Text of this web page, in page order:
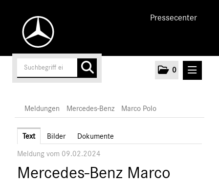
Pressecenter
0
Unternehmen
Cars
Vans
Meldungen Mercedes-Benz Marco Polo
Text Bilder Dokumente
Meldung vom 09.02.2024
Mercedes-Benz Marco